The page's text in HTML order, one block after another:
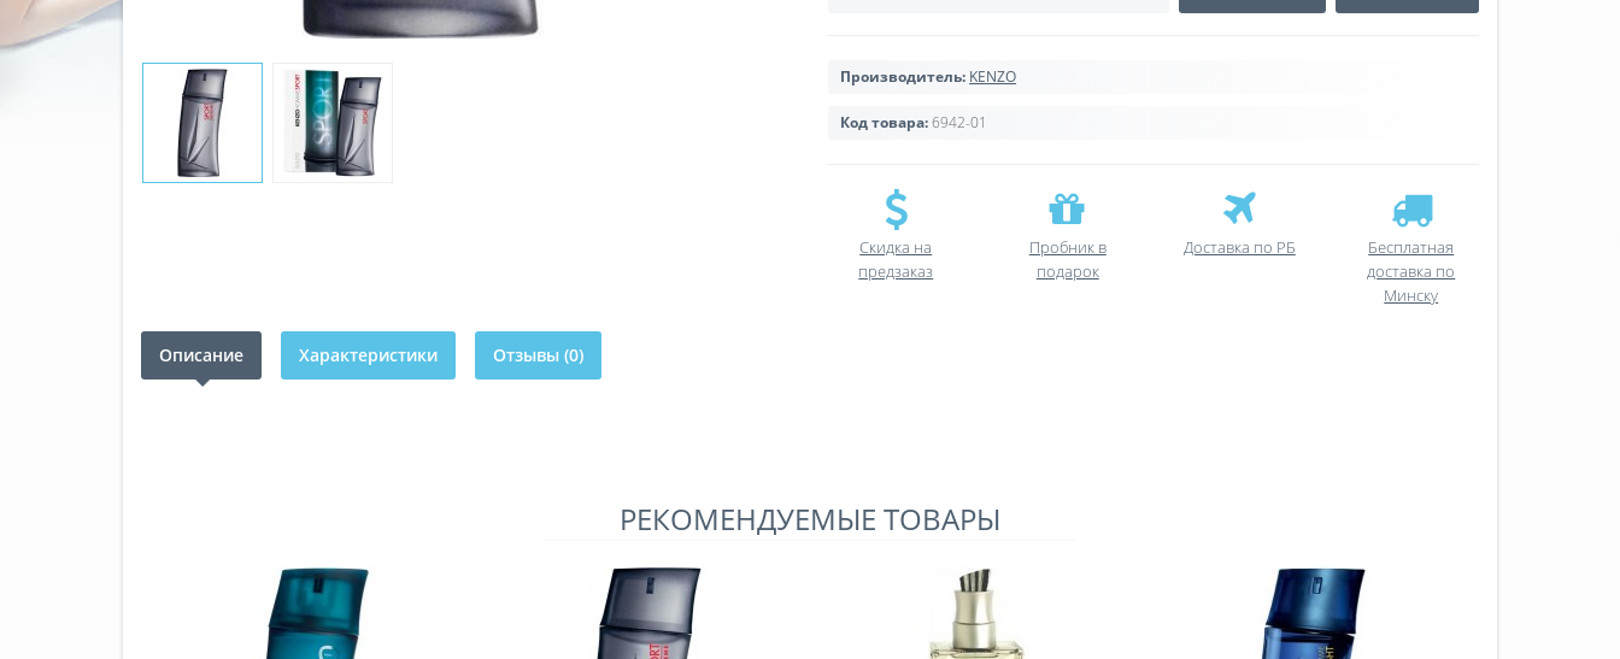
Производитель: KENZO
Код товара:6942-01
Скидка на
предзаказ
Пробник в
подарок
Доставка по РБ
Бесплатная
доставка по
Минску
Описание Характеристики Отзывы (0)
РЕКОМЕНДУЕМЫЕ ТОВАРЫ